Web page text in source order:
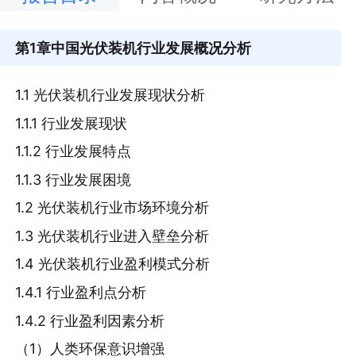
第1章中国光伏装机行业发展概况分析
1.1 光伏装机行业发展现状分析
1.1.1 行业发展现状
1.1.2 行业发展特点
1.1.3 行业发展困境
1.2 光伏装机行业市场环境分析
1.3 光伏装机行业进入壁垒分析
1.4 光伏装机行业盈利模式分析
1.4.1 行业盈利点分析
1.4.2 行业盈利因素分析
（1）人类环保意识增强